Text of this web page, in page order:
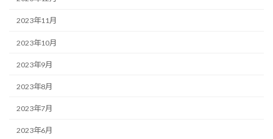
2023年11月
2023年10月
2023年9月
2023年8月
2023年7月
2023年6月